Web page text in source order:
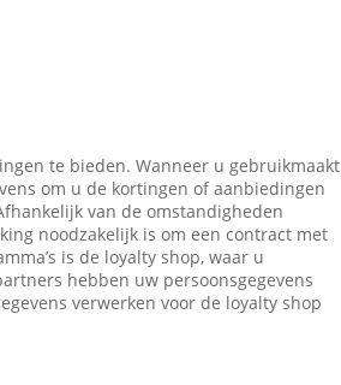
te bieden. Wanneer u gebruikmaakt
om u de kortingen of aanbiedingen
van de omstandigheden
noodzakelijk is om een contract met
is de loyalty shop, waar u
hebben uw persoonsgegevens
verwerken voor de loyalty shop